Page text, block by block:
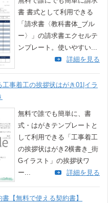
書 書式として利用できる
「請求書〈教科書体_ブル
ー〉」の請求書エクセルテ
ンプレート。使いやすい...
詳細を見る
工事着工の挨拶状はがき01|イラ
無料で誰でも簡単に、書
式・はがきテンプレートと
して利用できる「工事着工
の挨拶状はがき2横書き_街
Gイラスト」の挨拶状ワ
ー...
詳細を見る
【無料で使える契約書】